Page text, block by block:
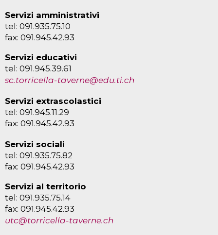
Servizi amministrativi
tel: 091.935.75.10
fax: 091.945.42.93
Servizi educativi
tel: 091.945.39.61
sc.torricella-taverne@edu.ti.ch
Servizi extrascolastici
tel: 091.945.11.29
fax: 091.945.42.93
Servizi sociali
tel: 091.935.75.82
fax: 091.945.42.93
Servizi al territorio
tel: 091.935.75.14
fax: 091.945.42.93
utc@torricella-taverne.ch